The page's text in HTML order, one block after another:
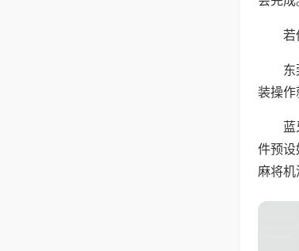
若
装操作
件预
麻将机